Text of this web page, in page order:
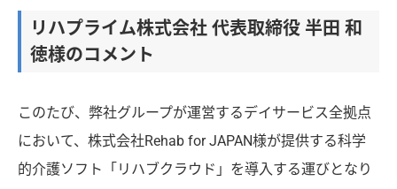
リハプライム株式会社 代表取締役 半田 和
徳様のコメント
このたび、弊社グループが運営するデイサービス全拠点
において、株式会社Rehab for JAPAN様が提供する科学
的介護ソフト「リハブクラウド」を導入する運びとなり